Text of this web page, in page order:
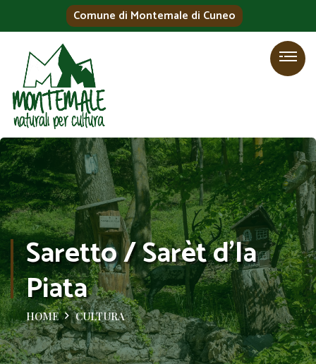
Comune di Montemale di Cuneo
Saretto / Sarèt d’la
Piata
HOME CULTURA